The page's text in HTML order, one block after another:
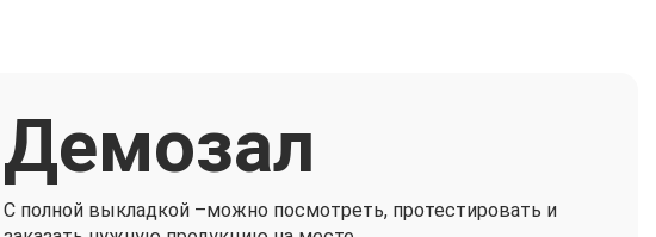
Демозал
C полной выкладкой –можно посмотреть, протестировать и